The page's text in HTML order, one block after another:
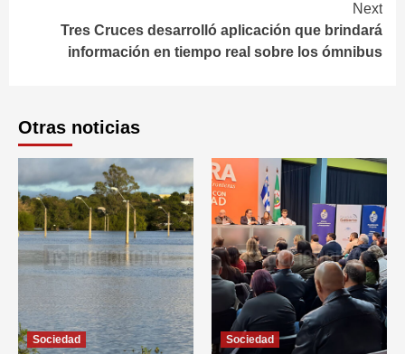
Next
Tres Cruces desarrolló aplicación que brindará
información en tiempo real sobre los ómnibus
Otras noticias
Sociedad Sociedad